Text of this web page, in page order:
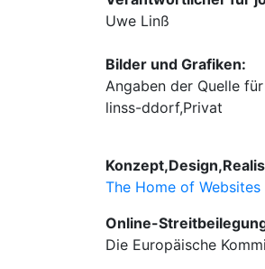
Uwe Linß
Bilder und Grafiken:
Angaben der Quelle
linss-ddorf,Privat
The Home of Websites
Online-
Die Europäische